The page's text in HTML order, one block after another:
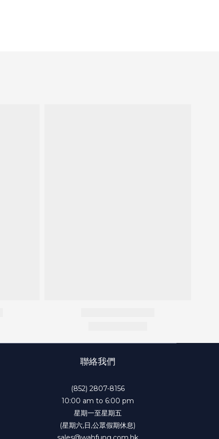
聯絡我們
(852) 2807-8156
10:00 am to 6:00 pm
星期一至星期五
(星期六,日,公眾假期休息)